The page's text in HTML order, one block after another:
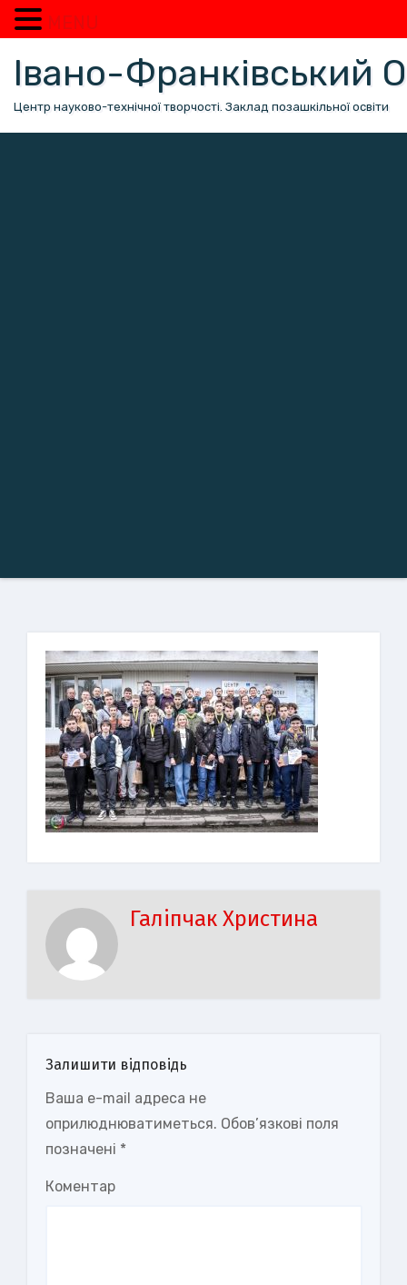
вмісту
Івано-Франківський
Центр науково-технічної творчості. Заклад позашкільної освіти
Галіпчак Христина
Залишити відповідь
Ваша e-mail адреса не
оприлюднюватиметься. Обов’язкові поля
позначені *
Коментар
MENU